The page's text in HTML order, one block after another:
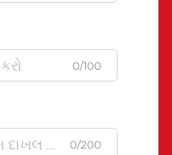
0/100
0/200